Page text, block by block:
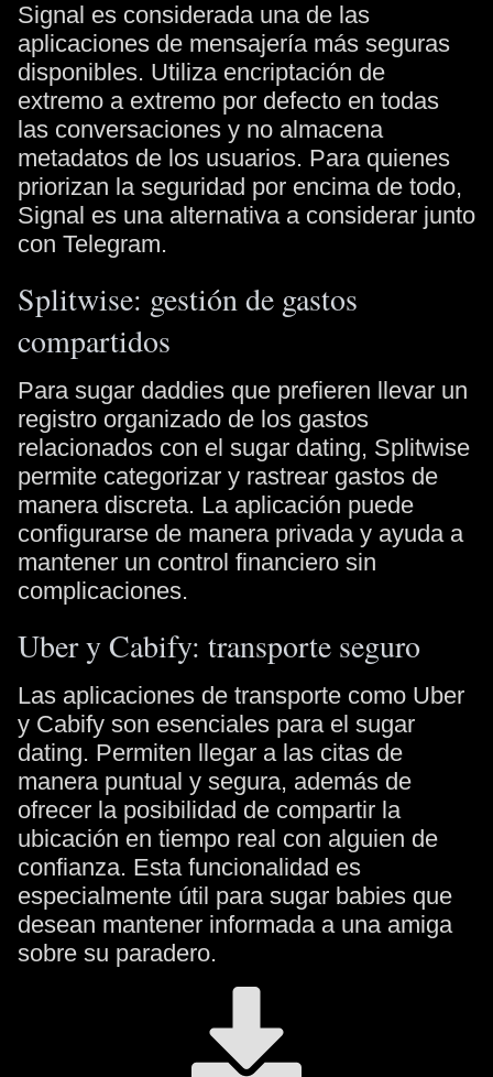
Signal es considerada una de las
aplicaciones de mensajería más seguras
disponibles. Utiliza encriptación de
extremo a extremo por defecto en todas
las conversaciones y no almacena
metadatos de los usuarios. Para quienes
priorizan la seguridad por encima de todo,
Signal es una alternativa a considerar junto
con Telegram.
Splitwise: gestión de gastos
compartidos
Para sugar daddies que prefieren llevar un
registro organizado de los gastos
relacionados con el sugar dating, Splitwise
permite categorizar y rastrear gastos de
manera discreta. La aplicación puede
configurarse de manera privada y ayuda a
mantener un control financiero sin
complicaciones.
Uber y Cabify: transporte seguro
Las aplicaciones de transporte como Uber
y Cabify son esenciales para el sugar
dating. Permiten llegar a las citas de
manera puntual y segura, además de
ofrecer la posibilidad de compartir la
ubicación en tiempo real con alguien de
confianza. Esta funcionalidad es
especialmente útil para sugar babies que
desean mantener informada a una amiga
sobre su paradero.